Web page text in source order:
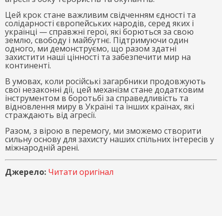
Цей крок стане важливим свідченням єдності та
солідарності європейських народів, серед яких і
українці — справжні герої, які борються за свою
землю, свободу і майбутнє. Підтримуючи один
одного, ми демонструємо, що разом здатні
захистити наші цінності та забезпечити мир на
континенті.
В умовах, коли російські загарбники продовжують
свої незаконні дії, цей механізм стане додатковим
інструментом в боротьбі за справедливість та
відновлення миру в Україні та інших країнах, які
страждають від агресії.
Разом, з вірою в перемогу, ми зможемо створити
сильну основу для захисту наших спільних інтересів у
міжнародній арені.
Джерело: Читати оригінал